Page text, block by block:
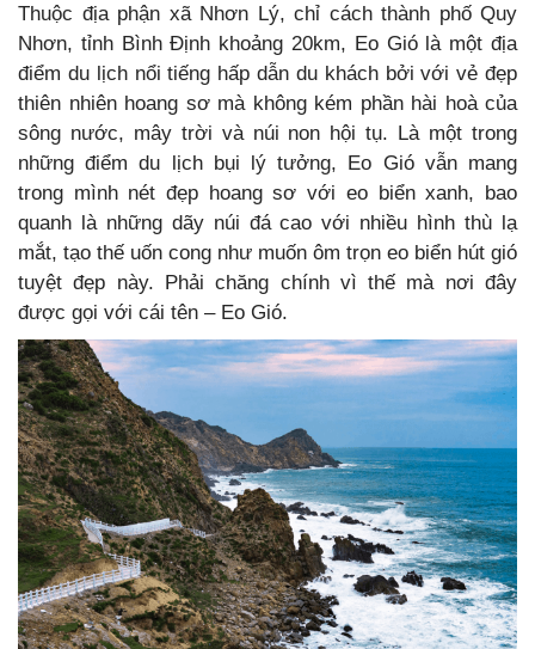
Thuộc địa phận xã Nhơn Lý, chỉ cách thành phố Quy
Nhơn, tỉnh Bình Định khoảng 20km, Eo Gió là một địa
điểm du lịch nổi tiếng hấp dẫn du khách bởi với vẻ đẹp
thiên nhiên hoang sơ mà không kém phần hài hoà của
sông nước, mây trời và núi non hội tụ. Là một trong
những điểm du lịch bụi lý tưởng, Eo Gió vẫn mang
trong mình nét đẹp hoang sơ với eo biển xanh, bao
quanh là những dãy núi đá cao với nhiều hình thù lạ
mắt, tạo thế uốn cong như muốn ôm trọn eo biển hút gió
tuyệt đẹp này. Phải chăng chính vì thế mà nơi đây
được gọi với cái tên – Eo Gió.